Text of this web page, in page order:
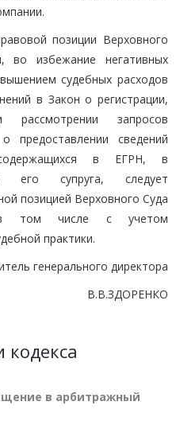
позиции Верховного
во избежание негативных
судебных расходов
в Закон о регистрации,
запросов
предоставлении сведений
содержащихся в ЕГРН, в
его супруга, следует
позицией Верховного Суда
в том числе с учетом
практики.
генерального директора
В.В.ЗДОРЕНКО
кодекса
в арбитражный